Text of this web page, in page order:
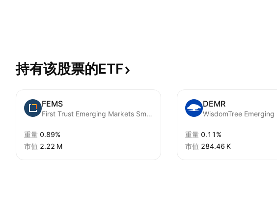
持有该股票的ETF
FEMS
First Trust Emerging Markets Small Cap AlphaDEX Fund
重量 0.89%
市值 ‪2.22 M‬
DEMR
重量 0.11%
市值 ‪284.46 K‬